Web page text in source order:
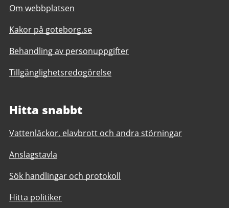
Om webbplatsen
Kakor på goteborg.se
Behandling av personuppgifter
Tillgänglighetsredogörelse
Hitta snabbt
Vattenläckor, elavbrott och andra störningar
Anslagstavla
Sök handlingar och protokoll
Hitta politiker